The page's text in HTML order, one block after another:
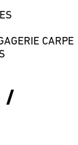
CARPE
/